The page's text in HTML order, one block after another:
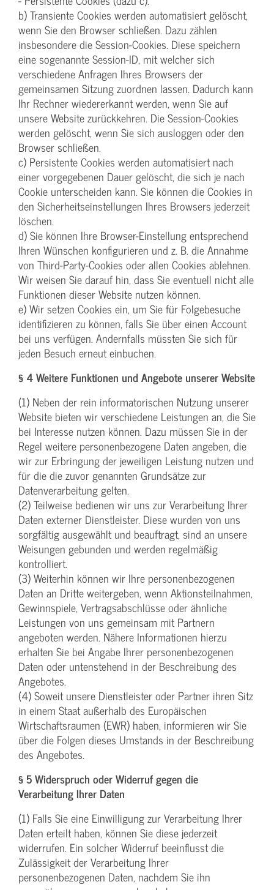
b) Transiente Cookies werden automatisiert gelöscht,
wenn Sie den Browser schließen. Dazu zählen
insbesondere die Session-Cookies. Diese speichern
eine sogenannte Session-ID, mit welcher sich
verschiedene Anfragen Ihres Browsers der
gemeinsamen Sitzung zuordnen lassen. Dadurch kann
Ihr Rechner wiedererkannt werden, wenn Sie auf
unsere Website zurückkehren. Die Session-Cookies
werden gelöscht, wenn Sie sich ausloggen oder den
Browser schließen.
c) Persistente Cookies werden automatisiert nach
einer vorgegebenen Dauer gelöscht, die sich je nach
Cookie unterscheiden kann. Sie können die Cookies in
den Sicherheitseinstellungen Ihres Browsers jederzeit
löschen.
d) Sie können Ihre Browser-Einstellung entsprechend
Ihren Wünschen konfigurieren und z. B. die Annahme
von Third-Party-Cookies oder allen Cookies ablehnen.
Wir weisen Sie darauf hin, dass Sie eventuell nicht alle
Funktionen dieser Website nutzen können.
e) Wir setzen Cookies ein, um Sie für Folgebesuche
identifizieren zu können, falls Sie über einen Account
bei uns verfügen. Andernfalls müssten Sie sich für
jeden Besuch erneut einbuchen.
§ 4 Weitere Funktionen und Angebote unserer Website
(1) Neben der rein informatorischen Nutzung unserer
Website bieten wir verschiedene Leistungen an, die Sie
bei Interesse nutzen können. Dazu müssen Sie in der
Regel weitere personenbezogene Daten angeben, die
wir zur Erbringung der jeweiligen Leistung nutzen und
für die die zuvor genannten Grundsätze zur
Datenverarbeitung gelten.
(2) Teilweise bedienen wir uns zur Verarbeitung Ihrer
Daten externer Dienstleister. Diese wurden von uns
sorgfältig ausgewählt und beauftragt, sind an unsere
Weisungen gebunden und werden regelmäßig
kontrolliert.
(3) Weiterhin können wir Ihre personenbezogenen
Daten an Dritte weitergeben, wenn Aktionsteilnahmen,
Gewinnspiele, Vertragsabschlüsse oder ähnliche
Leistungen von uns gemeinsam mit Partnern
angeboten werden. Nähere Informationen hierzu
erhalten Sie bei Angabe Ihrer personenbezogenen
Daten oder untenstehend in der Beschreibung des
Angebotes.
(4) Soweit unsere Dienstleister oder Partner ihren Sitz
in einem Staat außerhalb des Europäischen
Wirtschaftsraumen (EWR) haben, informieren wir Sie
über die Folgen dieses Umstands in der Beschreibung
des Angebotes.
§ 5 Widerspruch oder Widerruf gegen die
Verarbeitung Ihrer Daten
(1) Falls Sie eine Einwilligung zur Verarbeitung Ihrer
Daten erteilt haben, können Sie diese jederzeit
widerrufen. Ein solcher Widerruf beeinflusst die
Zulässigkeit der Verarbeitung Ihrer
personenbezogenen Daten, nachdem Sie ihn